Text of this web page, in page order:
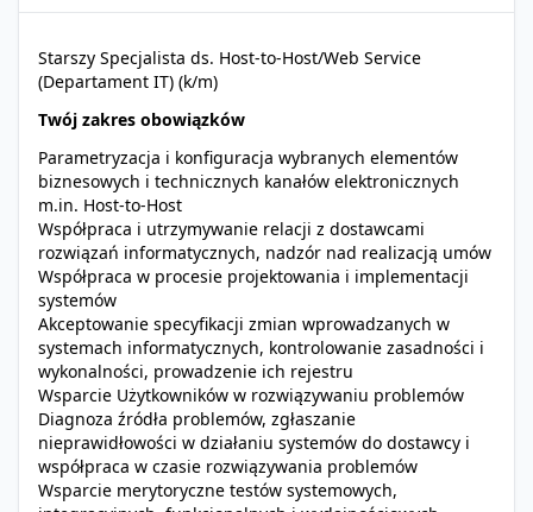
Starszy Specjalista ds. Host-to-Host/Web Service
(Departament IT) (k/m)
Twój zakres obowiązków
Parametryzacja i konfiguracja wybranych elementów
biznesowych i technicznych kanałów elektronicznych
m.in. Host-to-Host
Współpraca i utrzymywanie relacji z dostawcami
rozwiązań informatycznych, nadzór nad realizacją umów
Współpraca w procesie projektowania i implementacji
systemów
Akceptowanie specyfikacji zmian wprowadzanych w
systemach informatycznych, kontrolowanie zasadności i
wykonalności, prowadzenie ich rejestru
Wsparcie Użytkowników w rozwiązywaniu problemów
Diagnoza źródła problemów, zgłaszanie
nieprawidłowości w działaniu systemów do dostawcy i
współpraca w czasie rozwiązywania problemów
Wsparcie merytoryczne testów systemowych,